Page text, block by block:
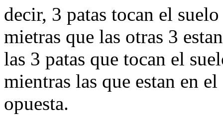
decir, 3 patas tocan el
mietras que las otras 3
las 3 patas que tocan el
mientras las que estan en
opuesta.